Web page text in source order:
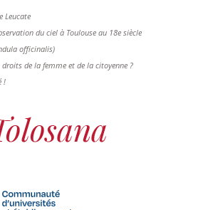
Leucate
du ciel à Toulouse au 18e siècle
officinalis)
de la femme et de la citoyenne ?
!